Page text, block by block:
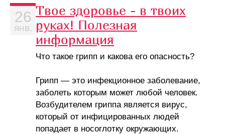
26
янв.
Твое здоровье - в твоих
руках! Полезная
информация
Что такое грипп и какова его опасность?
Грипп — это инфекционное заболевание,
заболеть которым может любой человек.
Возбудителем гриппа является вирус,
который от инфицированных людей
попадает в носоглотку окружающих.